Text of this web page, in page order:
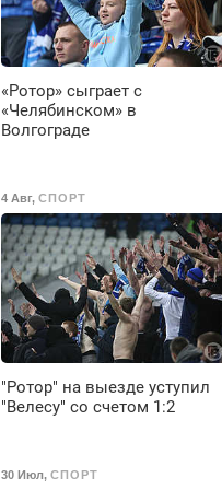
«Ротор» сыграет с
«Челябинском» в
Волгограде
4 Авг,СПОРТ
"Ротор" на выезде уступил
"Велесу" со счетом 1:2
30 Июл,СПОРТ